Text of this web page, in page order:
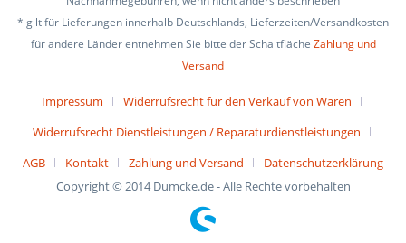
* gilt für Lieferungen innerhalb Deutschlands, Lieferzeiten/Versandkosten
für andere Länder entnehmen Sie bitte der Schaltfläche Zahlung und
Versand
Impressum
Widerrufsrecht für den Verkauf von Waren
Widerrufsrecht Dienstleistungen / Reparaturdienstleistungen
AGB
Kontakt Zahlung und Versand
Datenschutzerklärung
Copyright © 2014 Dumcke.de - Alle Rechte vorbehalten